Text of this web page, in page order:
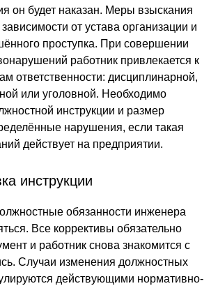
он будет наказан. Меры взыскания
от устава организации и
проступка. При совершении
работник привлекается к
ответственности: дисциплинарной,
или уголовной. Необходимо
инструкции и размер
нарушения, если такая
действует на предприятии.
инструкции
обязанности инженера
Все коррективы обязательно
и работник снова знакомится с
Случаи изменения должностных
действующими нормативно-